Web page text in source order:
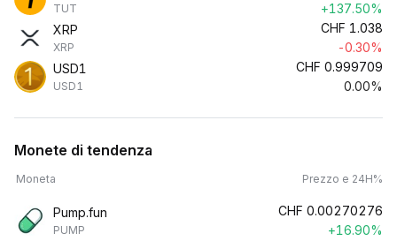
TUT
+137.50%
XRP
XRP
CHF 1.038
-0.30%
USD1
USD1
CHF 0.999709
0.00%
Monete di tendenza
Moneta Prezzo e 24H%
Pump.fun
PUMP
CHF 0.00270276
+16.90%